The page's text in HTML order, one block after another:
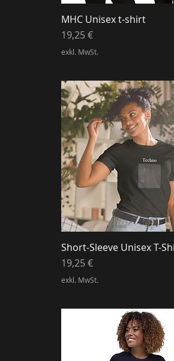
MHC Unisex t-shirt
Preis
19,25 €
exkl. MwSt.
Short-Sleeve Unisex T-
Preis
19,25 €
exkl. MwSt.